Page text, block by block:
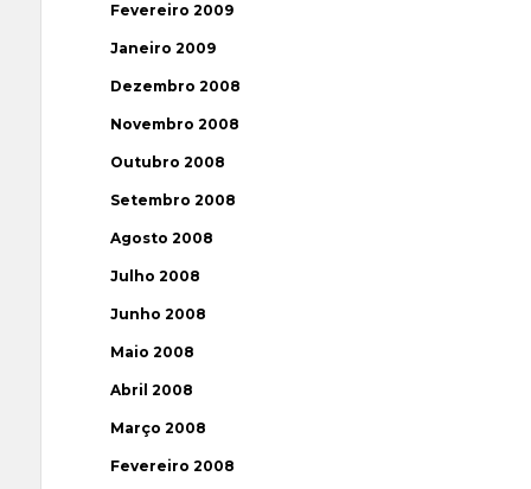
Fevereiro 2009
Janeiro 2009
Dezembro 2008
Novembro 2008
Outubro 2008
Setembro 2008
Agosto 2008
Julho 2008
Junho 2008
Maio 2008
Abril 2008
Março 2008
Fevereiro 2008